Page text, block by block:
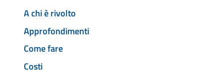
A chi è rivolto
Approfondimenti
Come fare
Costi